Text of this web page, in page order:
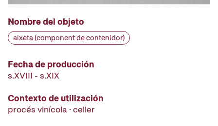
Nombre del objeto
aixeta (component de contenidor)
Fecha de producción
s.XVIII - s.XIX
Contexto de utilización
procés vinícola · celler